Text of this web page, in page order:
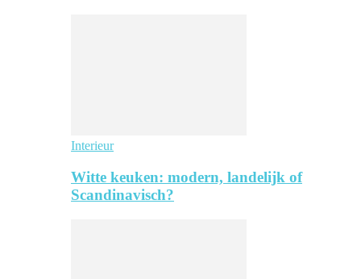
Interieur
Witte keuken: modern, landelijk of
Scandinavisch?